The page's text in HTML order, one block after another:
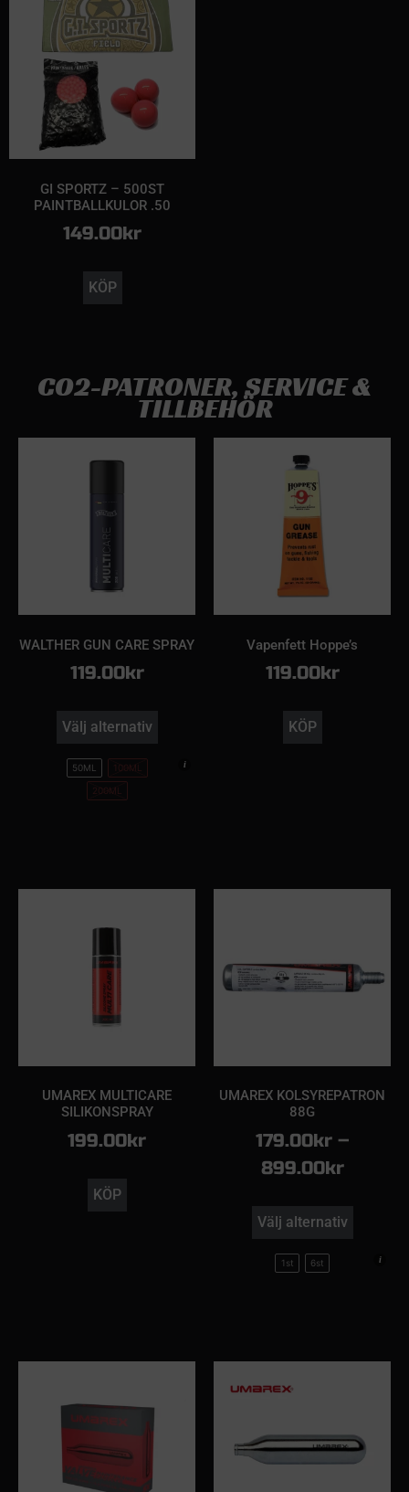
GI SPORTZ – 500ST
PAINTBALLKULOR .50
149.00kr
KÖP
CO2-PATRONER, SERVICE &
TILLBEHÖR
WALTHER GUN CARE SPRAY
119.00kr
Välj alternativ
50ML 100ML
200ML
Vapenfett Hoppe’s
119.00kr
KÖP
UMAREX MULTICARE
SILIKONSPRAY
199.00kr
KÖP
UMAREX KOLSYREPATRON
88G
179.00kr –
899.00kr
Välj alternativ
1st 6st